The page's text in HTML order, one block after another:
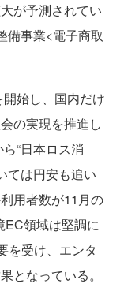
が予測されてい
備事業<電子商取
始し、国内だけ
の実現を推進し
“日本ロス消
ては円安も追い
用者数が11月の
EC領域は堅調に
を受け、エンタ
となっている。